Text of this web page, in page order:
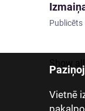
Vietnē
Publicēts
Show